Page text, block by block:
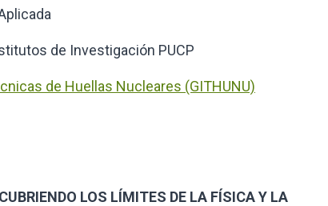
de Investigación PUCP
de Huellas Nucleares (GITHUNU)
LOS LÍMITES DE LA FÍSICA Y LA